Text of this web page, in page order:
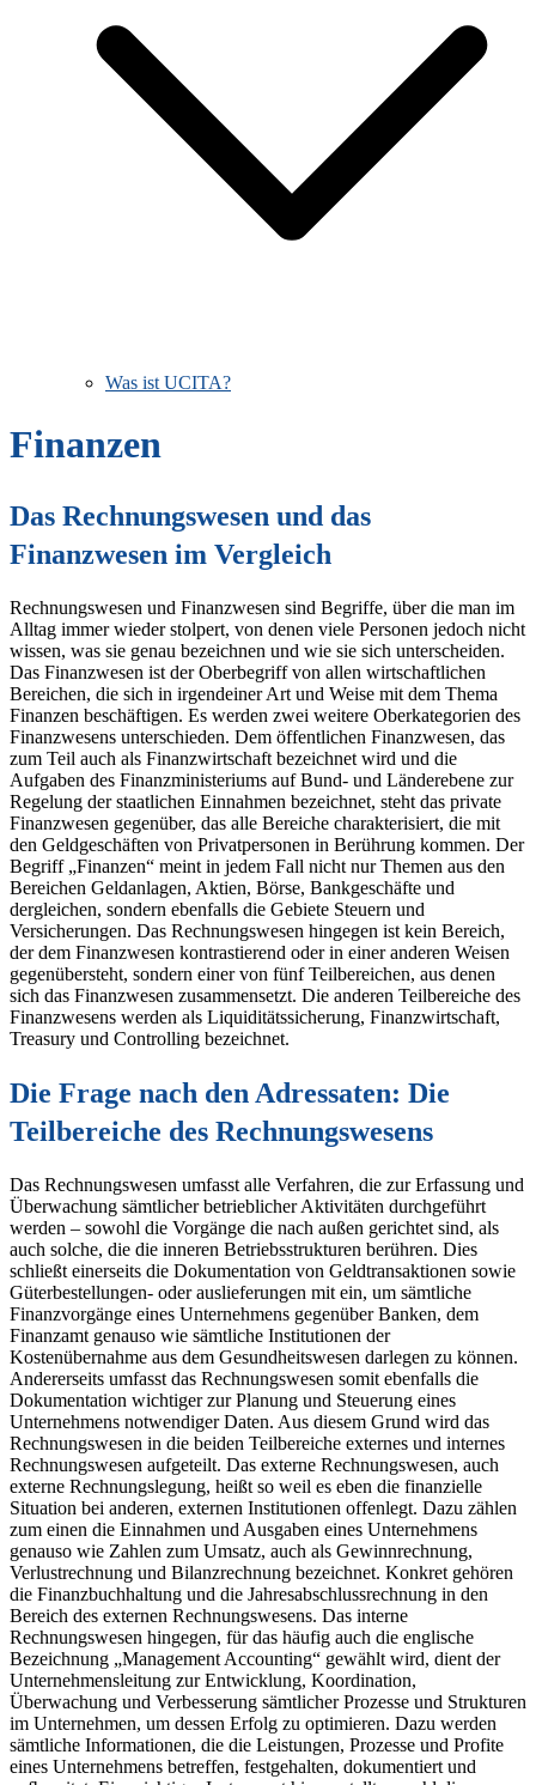
Was ist UCITA?
Finanzen
Das Rechnungswesen und das
Finanzwesen im Vergleich
Rechnungswesen und Finanzwesen sind Begriffe, über die man im
Alltag immer wieder stolpert, von denen viele Personen jedoch nicht
wissen, was sie genau bezeichnen und wie sie sich unterscheiden.
Das Finanzwesen ist der Oberbegriff von allen wirtschaftlichen
Bereichen, die sich in irgendeiner Art und Weise mit dem Thema
Finanzen beschäftigen. Es werden zwei weitere Oberkategorien des
Finanzwesens unterschieden. Dem öffentlichen Finanzwesen, das
zum Teil auch als Finanzwirtschaft bezeichnet wird und die
Aufgaben des Finanzministeriums auf Bund- und Länderebene zur
Regelung der staatlichen Einnahmen bezeichnet, steht das private
Finanzwesen gegenüber, das alle Bereiche charakterisiert, die mit
den Geldgeschäften von Privatpersonen in Berührung kommen. Der
Begriff „Finanzen“ meint in jedem Fall nicht nur Themen aus den
Bereichen Geldanlagen, Aktien, Börse, Bankgeschäfte und
dergleichen, sondern ebenfalls die Gebiete Steuern und
Versicherungen. Das Rechnungswesen hingegen ist kein Bereich,
der dem Finanzwesen kontrastierend oder in einer anderen Weisen
gegenübersteht, sondern einer von fünf Teilbereichen, aus denen
sich das Finanzwesen zusammensetzt. Die anderen Teilbereiche des
Finanzwesens werden als Liquiditätssicherung, Finanzwirtschaft,
Treasury und Controlling bezeichnet.
Die Frage nach den Adressaten: Die
Teilbereiche des Rechnungswesens
Das Rechnungswesen umfasst alle Verfahren, die zur Erfassung und
Überwachung sämtlicher betrieblicher Aktivitäten durchgeführt
werden – sowohl die Vorgänge die nach außen gerichtet sind, als
auch solche, die die inneren Betriebsstrukturen berühren. Dies
schließt einerseits die Dokumentation von Geldtransaktionen sowie
Güterbestellungen- oder auslieferungen mit ein, um sämtliche
Finanzvorgänge eines Unternehmens gegenüber Banken, dem
Finanzamt genauso wie sämtliche Institutionen der
Kostenübernahme aus dem Gesundheitswesen darlegen zu können.
Andererseits umfasst das Rechnungswesen somit ebenfalls die
Dokumentation wichtiger zur Planung und Steuerung eines
Unternehmens notwendiger Daten. Aus diesem Grund wird das
Rechnungswesen in die beiden Teilbereiche externes und internes
Rechnungswesen aufgeteilt. Das externe Rechnungswesen, auch
externe Rechnungslegung, heißt so weil es eben die finanzielle
Situation bei anderen, externen Institutionen offenlegt. Dazu zählen
zum einen die Einnahmen und Ausgaben eines Unternehmens
genauso wie Zahlen zum Umsatz, auch als Gewinnrechnung,
Verlustrechnung und Bilanzrechnung bezeichnet. Konkret gehören
die Finanzbuchhaltung und die Jahresabschlussrechnung in den
Bereich des externen Rechnungswesens. Das interne
Rechnungswesen hingegen, für das häufig auch die englische
Bezeichnung „Management Accounting“ gewählt wird, dient der
Unternehmensleitung zur Entwicklung, Koordination,
Überwachung und Verbesserung sämtlicher Prozesse und Strukturen
im Unternehmen, um dessen Erfolg zu optimieren. Dazu werden
sämtliche Informationen, die die Leistungen, Prozesse und Profite
eines Unternehmens betreffen, festgehalten, dokumentiert und